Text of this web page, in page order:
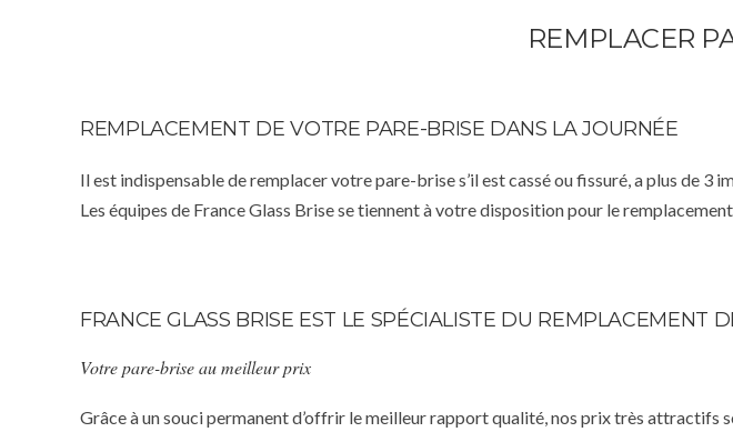
REMPLACER
REMPLACEMENT DE VOTRE PARE-BRISE DANS LA JOURNÉE
Il est indispensable de remplacer votre pare-brise s’il est cassé ou fissuré, a plus de 3
Les équipes de France Glass Brise se tiennent à votre disposition pour le
FRANCE GLASS BRISE EST LE SPÉCIALISTE DU REMPLACEMENT
Votre pare-brise au meilleur prix
Grâce à un souci permanent d’offrir le meilleur rapport qualité, nos prix très